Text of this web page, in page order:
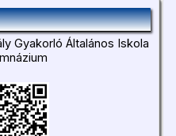
Gyakorló Általános Iskola